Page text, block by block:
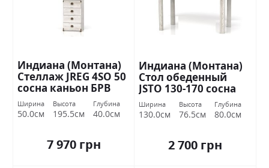
Индиана (Монтана)
Стеллаж JREG 4SO 50
сосна каньон БРВ
Украина
Ширина
50.0см
Высота
195.5см
Глубина
40.0см
7 970 грн
Индиана (Монтана)
Стол обеденный
JSTO 130-170 сосна
каньон БРВ Украина
Ширина
130.0см
Высота
76.5см
Глубина
80.0см
2 700 грн